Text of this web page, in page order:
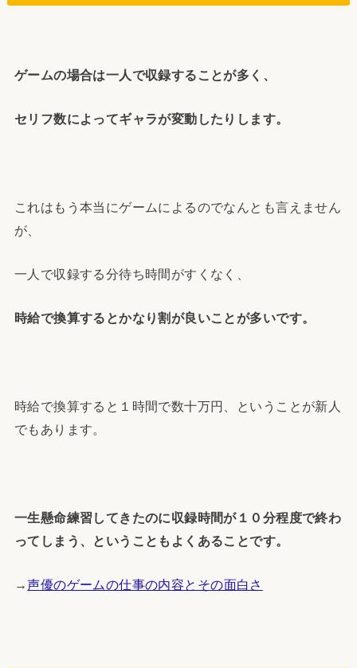
ゲームの場合は一人で収録することが多く、
セリフ数によってギャラが変動したりします。
これはもう本当にゲームによるのでなんとも言えません
が、
一人で収録する分待ち時間がすくなく、
時給で換算するとかなり割が良いことが多いです。
時給で換算すると１時間で数十万円、ということが新人
でもあります。
一生懸命練習してきたのに収録時間が１０分程度で終わ
ってしまう、ということもよくあることです。
→声優のゲームの仕事の内容とその面白さ